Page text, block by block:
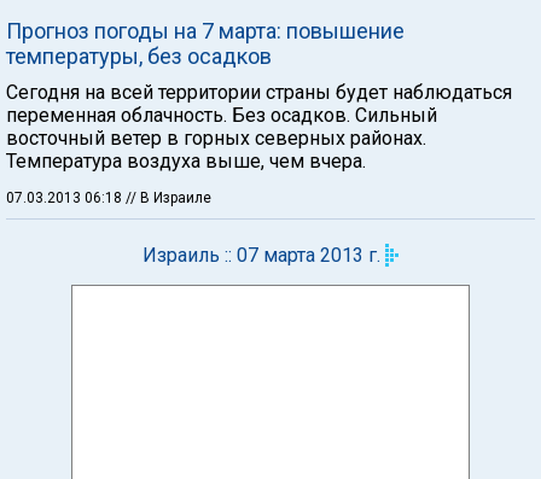
Прогноз погоды на 7 марта: повышение
температуры, без осадков
Сегодня на всей территории страны будет наблюдаться
переменная облачность. Без осадков. Сильный
восточный ветер в горных северных районах.
Температура воздуха выше, чем вчера.
07.03.2013 06:18 // В Израиле
Израиль :: 07 марта 2013 г.